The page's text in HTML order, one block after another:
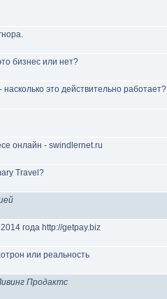
бизнес или нет?
это действительно работает?
онлайн - swindlernet.ru
Travel?
года http://getpay.biz
или реальность
Продактс